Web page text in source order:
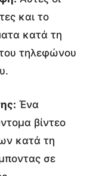
και το
κατά τη
τηλεφώνου
Ένα
βίντεο
κατά τη
σε